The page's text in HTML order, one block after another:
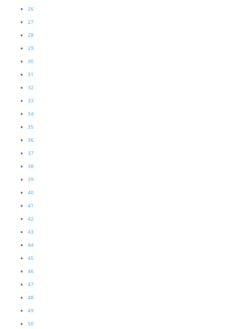
26
27
28
29
30
31
32
33
34
35
36
37
38
39
40
41
42
43
44
45
46
47
48
49
50